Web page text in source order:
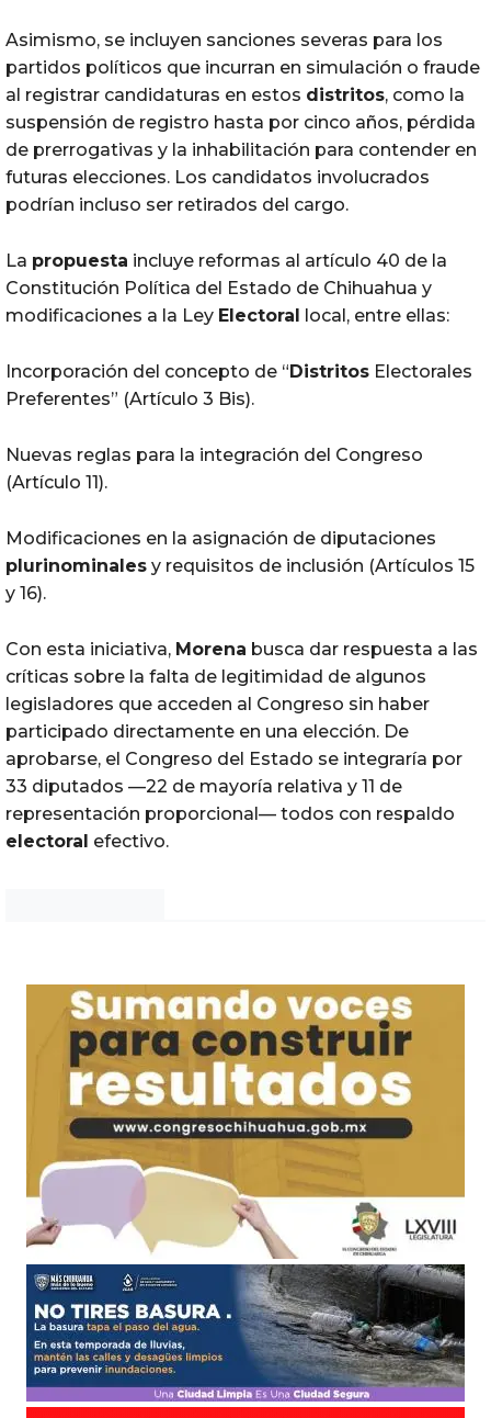
Asimismo, se incluyen sanciones severas para los
partidos políticos que incurran en simulación o fraude
al registrar candidaturas en estos distritos, como la
suspensión de registro hasta por cinco años, pérdida
de prerrogativas y la inhabilitación para contender en
futuras elecciones. Los candidatos involucrados
podrían incluso ser retirados del cargo.
La propuesta incluye reformas al artículo 40 de la
Constitución Política del Estado de Chihuahua y
modificaciones a la Ley Electoral local, entre ellas:
Incorporación del concepto de “ Distritos Electorales
Preferentes” (Artículo 3 Bis).
Nuevas reglas para la integración del Congreso
(Artículo 11).
Modificaciones en la asignación de diputaciones
plurinominales y requisitos de inclusión (Artículos 15
y 16).
Con esta iniciativa, Morena busca dar respuesta a las
críticas sobre la falta de legitimidad de algunos
legisladores que acceden al Congreso sin haber
participado directamente en una elección. De
aprobarse, el Congreso del Estado se integraría por
33 diputados —22 de mayoría relativa y 11 de
representación proporcional— todos con respaldo
electoral efectivo.